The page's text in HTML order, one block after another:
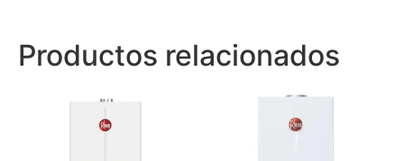
Productos relacionados